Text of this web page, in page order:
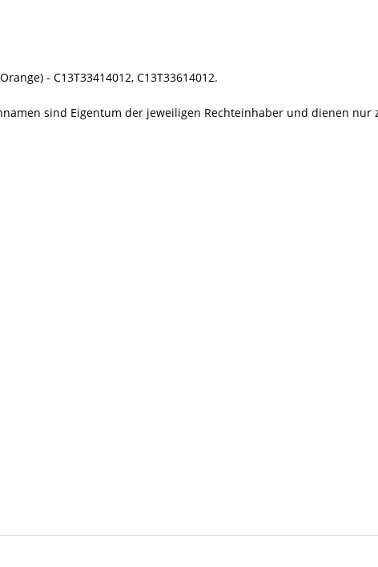
- C13T33414012, C13T33614012.
sind Eigentum der jeweiligen Rechteinhaber und dienen nur